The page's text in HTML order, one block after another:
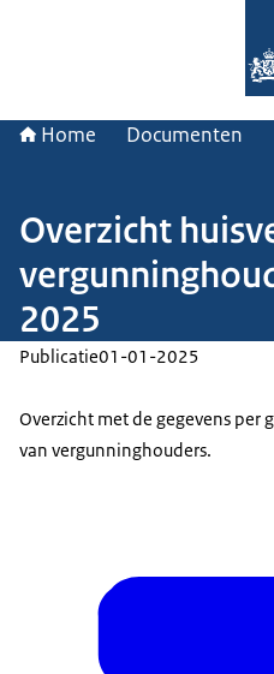
Home Documenten
Overzicht
2025
Publicatie01-01-2025
Overzicht met de gegevens per
van vergunninghouders.